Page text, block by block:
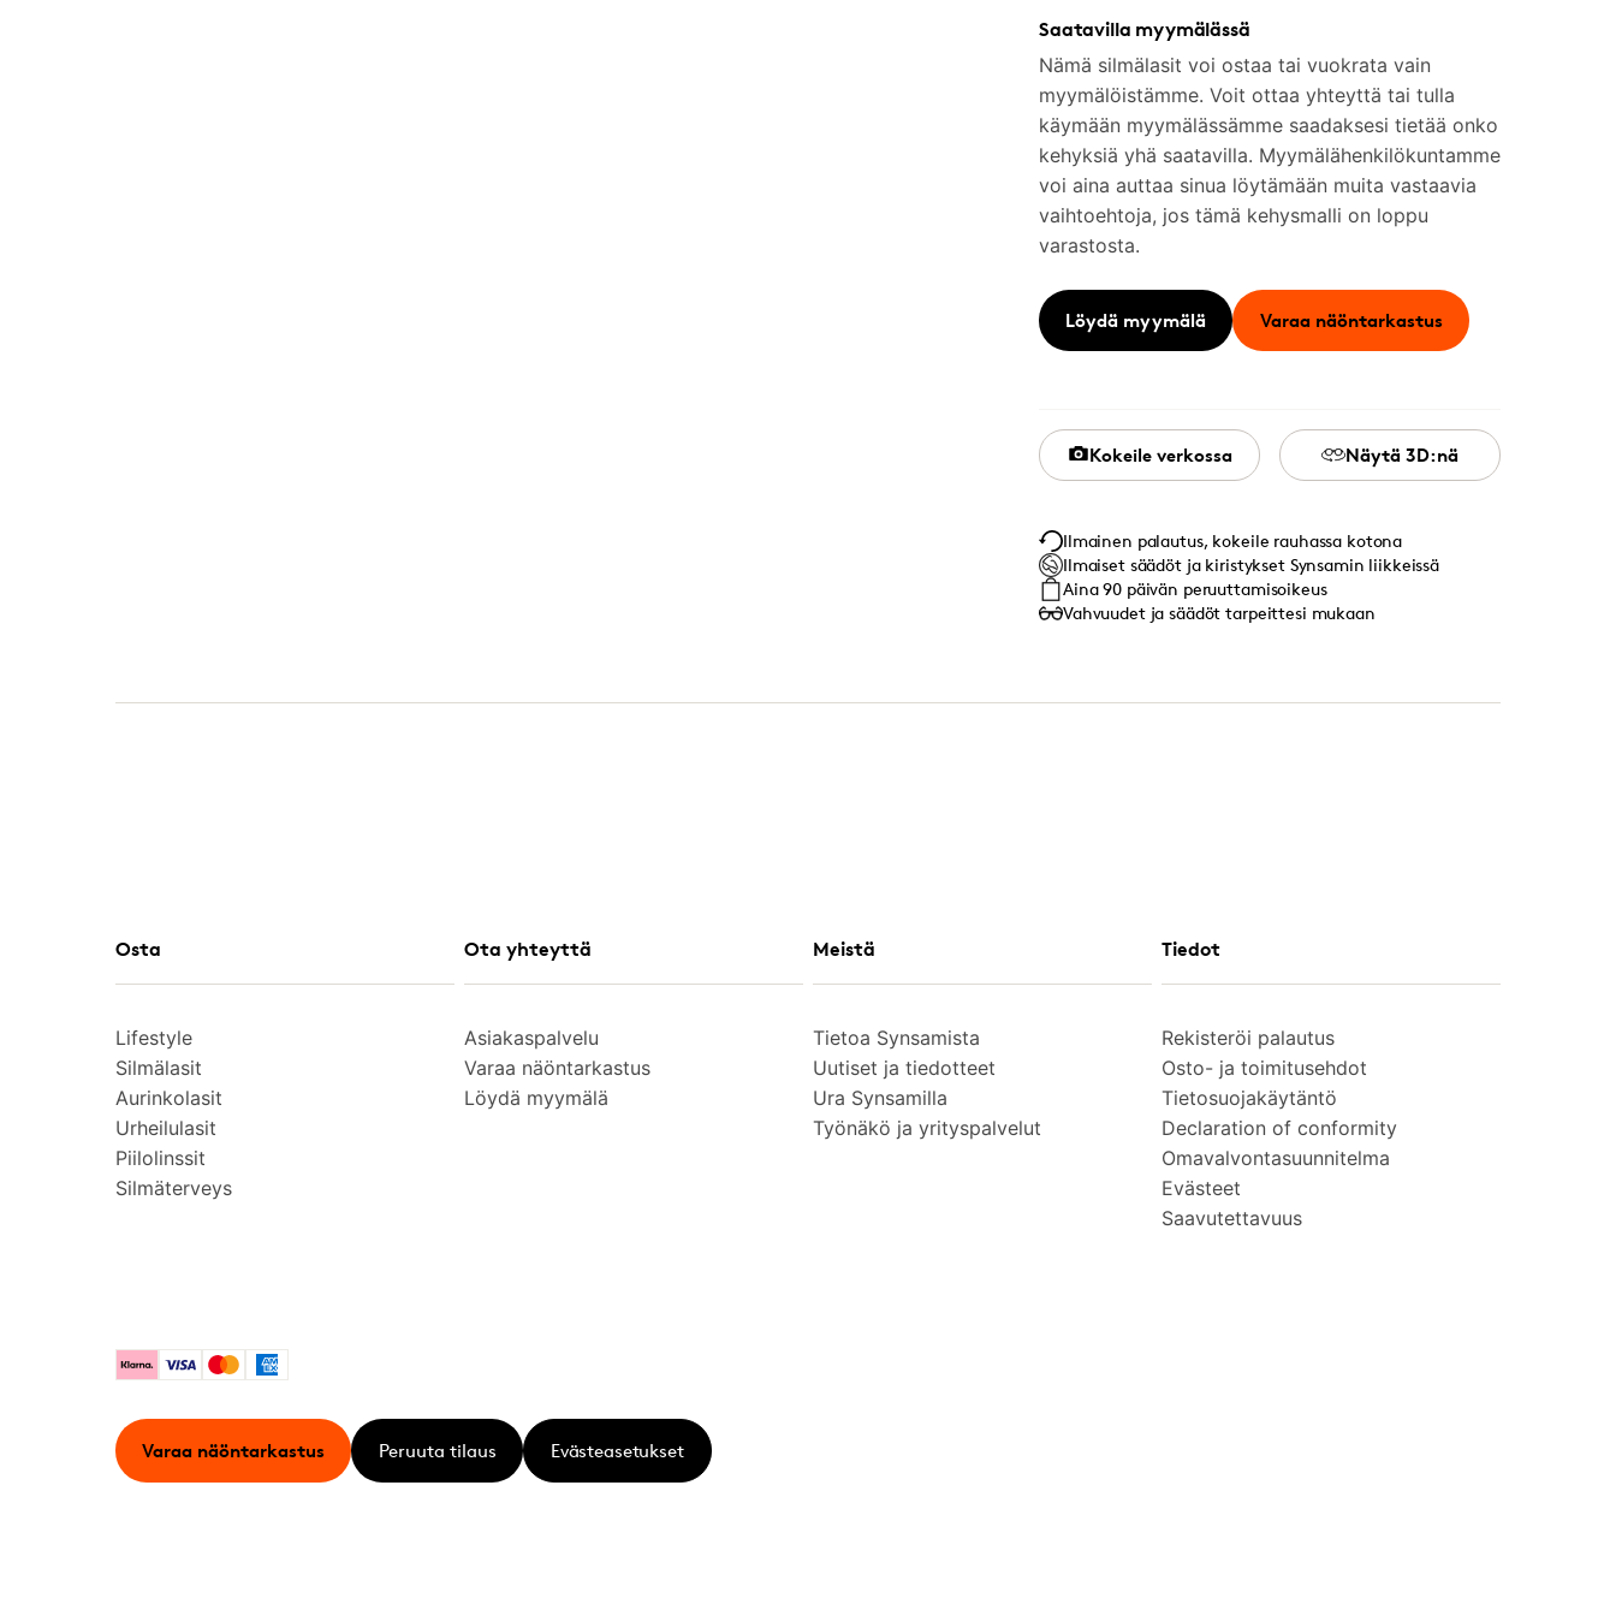
Saatavilla myymälässä
Nämä silmälasit voi ostaa tai vuokrata vain
myymälöistämme. Voit ottaa yhteyttä tai tulla
käymään myymälässämme saadaksesi tietää onko
kehyksiä yhä saatavilla. Myymälähenkilökuntamme
voi aina auttaa sinua löytämään muita vastaavia
vaihtoehtoja, jos tämä kehysmalli on loppu
varastosta.
Löydä myymälä Varaa näöntarkastus
Kokeile verkossa Näytä 3D:nä
Ilmainen palautus, kokeile rauhassa kotona
Ilmaiset säädöt ja kiristykset Synsamin liikkeissä
Aina 90 päivän peruuttamisoikeus
Vahvuudet ja säädöt tarpeittesi mukaan
Osta
Lifestyle
Silmälasit
Aurinkolasit
Urheilulasit
Piilolinssit
Silmäterveys
Ota yhteyttä
Asiakaspalvelu
Varaa näöntarkastus
Löydä myymälä
Meistä
Tietoa Synsamista
Uutiset ja tiedotteet
Ura Synsamilla
Työnäkö ja yrityspalvelut
Tiedot
Rekisteröi palautus
Osto- ja toimitusehdot
Tietosuojakäytäntö
Declaration of conformity
Omavalvontasuunnitelma
Evästeet
Saavutettavuus
KlarnaVisa MastercardAmerican Express
Varaa näöntarkastus Peruuta tilaus Evästeasetukset